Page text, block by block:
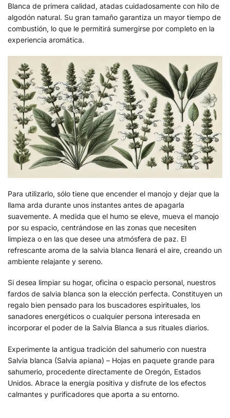
Blanca de primera calidad, atadas cuidadosamente con hilo de
algodón natural. Su gran tamaño garantiza un mayor tiempo de
combustión, lo que le permitirá sumergirse por completo en la
experiencia aromática.
Para utilizarlo, sólo tiene que encender el manojo y dejar que la
llama arda durante unos instantes antes de apagarla
suavemente. A medida que el humo se eleve, mueva el manojo
por su espacio, centrándose en las zonas que necesiten
limpieza o en las que desee una atmósfera de paz. El
refrescante aroma de la salvia blanca llenará el aire, creando un
ambiente relajante y sereno.
Si desea limpiar su hogar, oficina o espacio personal, nuestros
fardos de salvia blanca son la elección perfecta. Constituyen un
regalo bien pensado para los buscadores espirituales, los
sanadores energéticos o cualquier persona interesada en
incorporar el poder de la Salvia Blanca a sus rituales diarios.
Experimente la antigua tradición del sahumerio con nuestra
Salvia blanca (Salvia apiana) – Hojas en paquete grande para
sahumerio, procedente directamente de Oregón, Estados
Unidos. Abrace la energía positiva y disfrute de los efectos
calmantes y purificadores que aporta a su entorno.